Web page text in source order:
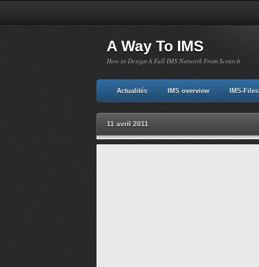
A Way To IMS
How to Design A Full IMS Network From Scratch
Actualités IMS overview IMS-Files
11 avril 2011